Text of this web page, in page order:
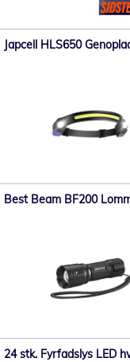
Japcell HLS650
Best Beam BF200
24 stk. Fyrfadslys LED